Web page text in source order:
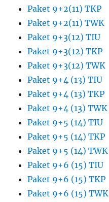
Paket 9+2(11) TKP
Paket 9+2(11) TWK
Paket 9+3(12) TIU
Paket 9+3(12) TKP
Paket 9+3(12) TWK
Paket 9+4 (13) TIU
Paket 9+4 (13) TKP
Paket 9+4 (13) TWK
Paket 9+5 (14) TIU
Paket 9+5 (14) TKP
Paket 9+5 (14) TWK
Paket 9+6 (15) TIU
Paket 9+6 (15) TKP
Paket 9+6 (15) TWK